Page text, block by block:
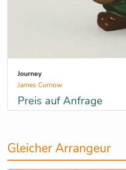
Journey
James Curnow
Preis auf Anfrage
Gleicher Arrangeur